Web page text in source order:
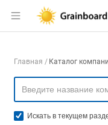
Раздел
Навигация
Главная Каталог
Искать в текущем